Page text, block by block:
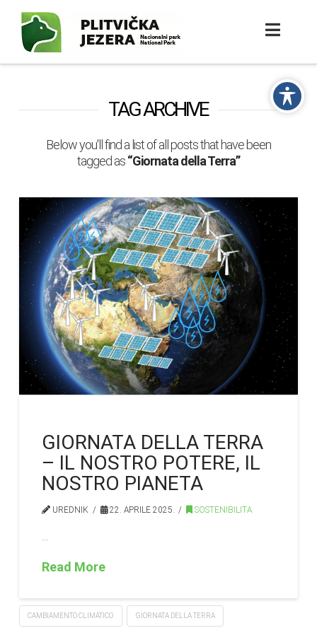
TAG ARCHIVE
Below you'll find a list of all posts that have been
tagged as“Giornata della Terra”
GIORNATA DELLA TERRA
– IL NOSTRO POTERE, IL
NOSTRO PIANETA
UREDNIK 22. APRILE 2025. SOSTENIBILITA
Read More
CAMBIAMENTO CLIMATICO GIORNATA DELLA TERRA